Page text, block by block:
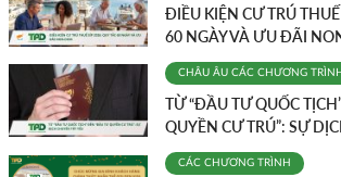
ĐIỀU KIỆN CƯ TRÚ
60 NGÀY VÀ ƯU ĐÃI
CHÂU ÂU CÁC CHƯƠNG TRÌNH
TỪ “ĐẦU TƯ QUỐC
QUYỀN CƯ TRÚ”: SỰ
CÁC CHƯƠNG TRÌNH